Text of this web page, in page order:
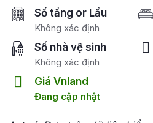
Số tầng or Lầu
Không xác định
Số nhà vệ sinh
Không xác định
Giá Vnland
Đang cập nhật